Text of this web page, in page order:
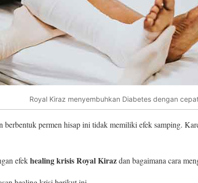
Royal Kiraz menyembuhkan Diabetes dengan
berbentuk permen hisap ini tidak memiliki efek samping.
efekhealing krisis Royal Kirazdan bagaimana cara